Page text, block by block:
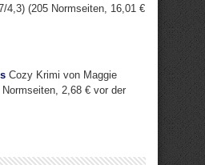
4,3) (205 Normseiten, 16,01 €
Cozy Krimi von Maggie
2,68 € vor der